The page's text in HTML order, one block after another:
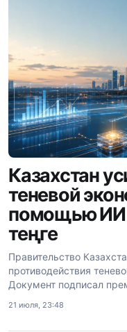
Казахстан
теневой
помощью ИИ
теңге
Правительство
противодействия
Документ подписал
21 июля, 23:48